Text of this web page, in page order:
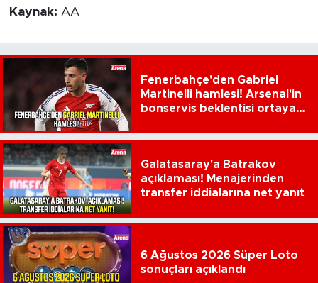
Kaynak: AA
Fenerbahçe'den Gabriel
Martinelli hamlesi! Arsenal'in
bonservis beklentisi ortaya
Galatasaray'a Batrakov
açıklaması! Menajerinden
transfer iddialarına net yanıt
6 Ağustos 2026 Süper Loto
sonuçları açıklandı